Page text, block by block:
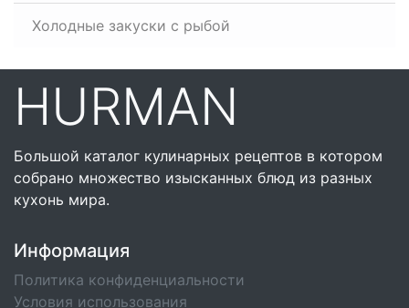
Холодные закуски с рыбой
HURMAN
Большой каталог кулинарных рецептов в котором
собрано множество изысканных блюд из разных
кухонь мира.
Информация
Политика конфиденциальности
Условия использования